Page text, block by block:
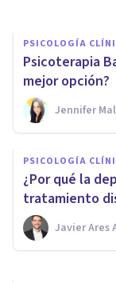
PSICOLOGÍA
Psicoterapia
mejor opción?
Jennifer
PSICOLOGÍA
¿Por qué la
tratamiento
Javier Ares
Psicosis
cómo se
Nerea